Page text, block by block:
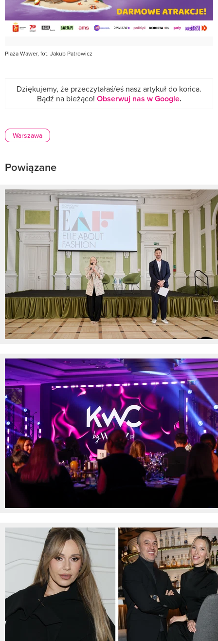
Plaża Wawer, fot. Jakub Patrowicz
Dziękujemy, że przeczytałaś/eś nasz artykuł do końca.
Bądź na bieżąco! Obserwuj nas w Google.
Warszawa
Powiązane